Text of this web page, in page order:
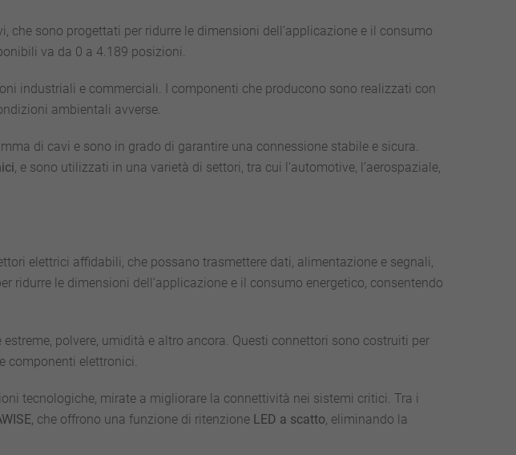
sono progettati per ridurre le dimensioni dell’applicazione e il consumo
va da 0 a 4.189 posizioni.
industriali e commerciali. I componenti che producono sono realizzati con
ambientali avverse.
di cavi e sono in grado di garantire una connessione stabile e sicura.
, e sono utilizzati in una varietà di settori, tra cui l’automotive, l’aerospaziale,
elettrici affidabili, che possano trasmettere dati, alimentazione e segnali,
le dimensioni dell’applicazione e il consumo energetico, consentendo
polvere, umidità e altro ancora. Questi connettori sono costruiti per
componenti elettronici.
tecnologiche, mirate a migliorare la connettività nei sistemi critici. Tra i
, che offrono una funzione di ritenzione LED a scatto, eliminando la